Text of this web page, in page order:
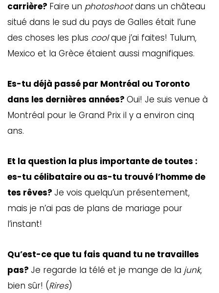
carrière? Faire un photoshootdans un château
situé dans le sud du pays de Galles était l’une
des choses les plus coolque j’ai faites! Tulum,
Mexico et la Grèce étaient aussi magnifiques.
Es-tu déjà passé par Montréal ou Toronto
dans les dernières années? Oui! Je suis venue à
Montréal pour le Grand Prix il y a environ cinq
ans.
Et la question la plus importante de toutes :
es-tu célibataire ou as-tu trouvé l’homme de
tes rêves? Je vois quelqu’un présentement,
mais je n’ai pas de plans de mariage pour
l’instant!
Qu’est-ce que tu fais quand tu ne travailles
pas? Je regarde la télé et je mange de la junk,
bien sûr! (Rires)